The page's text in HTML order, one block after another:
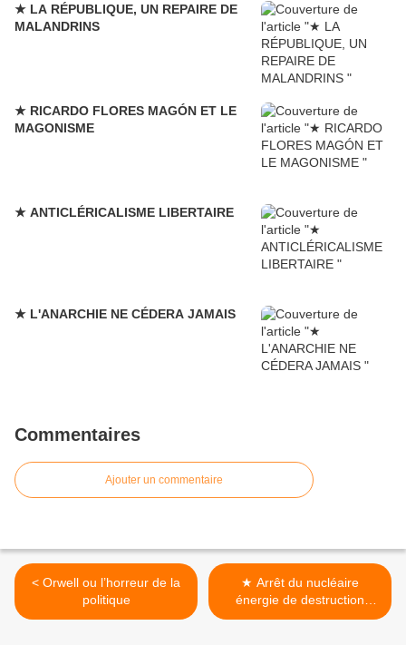
★ LA RÉPUBLIQUE, UN REPAIRE DE
MALANDRINS
★ RICARDO FLORES MAGÓN ET LE
MAGONISME
★ ANTICLÉRICALISME LIBERTAIRE
★ L'ANARCHIE NE CÉDERA JAMAIS
Commentaires
Ajouter un commentaire
< Orwell ou l’horreur de la
politique
★ Arrêt du nucléaire
énergie de destruction
massive >